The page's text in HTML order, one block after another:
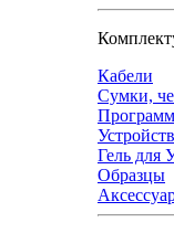
Кабели
Сумки,
Гель для
Образцы